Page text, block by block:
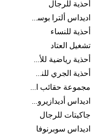
أحذية للرجال
اديداس ألترا بوست
أحذية للنساء
تشغيل العتاد
أحذية رياضية للأطفال
أحذية الجري للنساء
مجموعة حقائب الظهر
اديداس أديدازيرو معدات الجري
جاكيتات للرجال
اديداس سوبرنوفا